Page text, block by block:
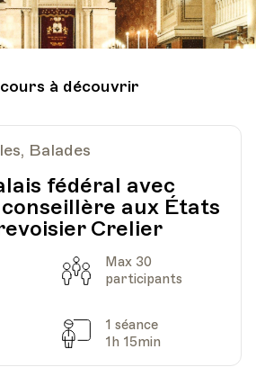
à découvrir
Balades
fédéral avec
aux États
Crelier
Capacité
Max 30
participants
Séances
1 séance
1h 15min